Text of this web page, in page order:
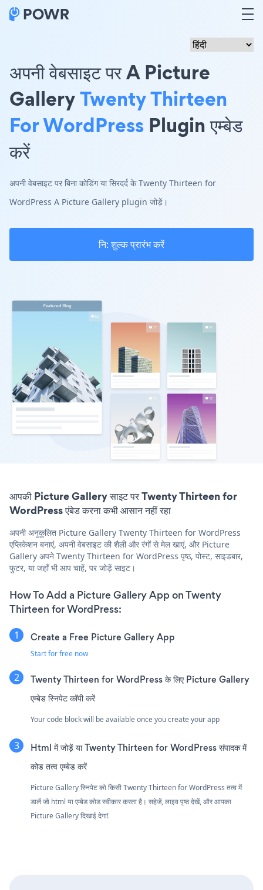
अपनी वेबसाइट पर A Picture
GalleryTwenty Thirteen
For WordPress Plugin एम्बेड
करें
अपनी वेबसाइट पर बिना कोडिंग या सिरदर्द के Twenty Thirteen for
WordPress A Picture Gallery plugin जोड़ें।
नि: शुल्क प्रारंभ करें
आपकी Picture Gallery साइट पर Twenty Thirteen for
WordPress एंबेड करना कभी आसान नहीं रहा
अपनी अनुकूलित Picture Gallery Twenty Thirteen for WordPress
एप्लिकेशन बनाएं, अपनी वेबसाइट की शैली और रंगों से मेल खाएं, और Picture
Gallery अपने Twenty Thirteen for WordPress पृष्ठ, पोस्ट, साइडबार,
फुटर, या जहाँ भी आप चाहें, पर जोड़ें साइट।
How To Add a Picture Gallery App on Twenty
Thirteen for WordPress:
Create a Free Picture Gallery App
Start for free now
Twenty Thirteen for WordPress के लिए Picture Gallery
एम्बेड स्निपेट कॉपी करें
Your code block will be available once you create your app
Html में जोड़ें या Twenty Thirteen for WordPress संपादक में
कोड तत्व एम्बेड करें
Picture Gallery स्निपेट को किसी Twenty Thirteen for WordPress तत्व में
डालें जो html या एम्बेड कोड स्वीकार करता है। सहेजें, लाइव पृष्ठ देखें, और आपका
Picture Gallery दिखाई देगा!